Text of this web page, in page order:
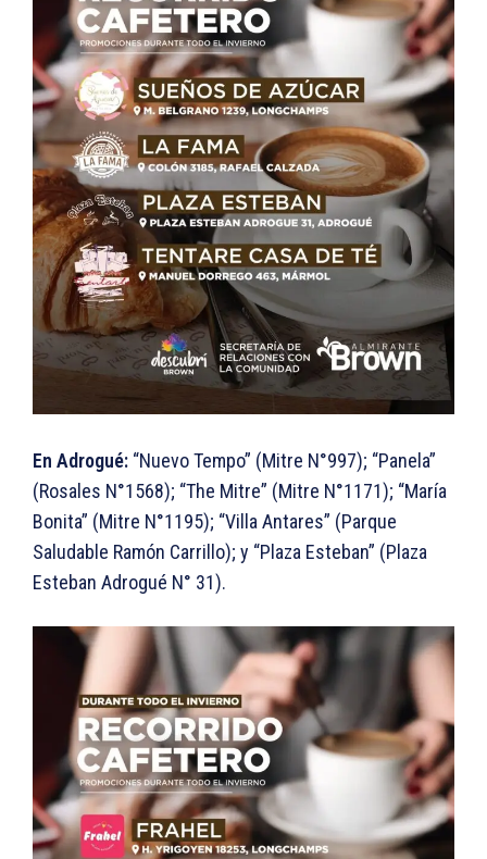
En Adrogué: “Nuevo Tempo” (Mitre N°997); “Panela”
(Rosales N°1568); “The Mitre” (Mitre N°1171); “María
Bonita” (Mitre N°1195); “Villa Antares” (Parque
Saludable Ramón Carrillo); y “Plaza Esteban” (Plaza
Esteban Adrogué N° 31).